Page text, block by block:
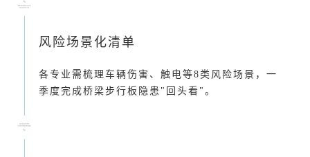
风险场景化清单
各专业需梳理车辆伤害、触电等8类风险场景，一
季度完成桥梁步行板隐患"回头看"。